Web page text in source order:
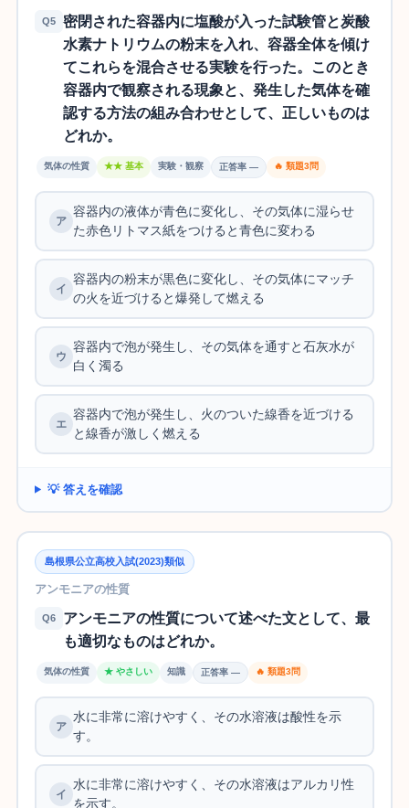
Q5
密閉された容器内に塩酸が入った試験管と炭酸
水素ナトリウムの粉末を入れ、容器全体を傾け
てこれらを混合させる実験を行った。このとき
容器内で観察される現象と、発生した気体を確
認する方法の組み合わせとして、正しいものは
どれか。
気体の性質 ★★ 基本 実験・観察 正答率 — 🔥 類題3問
容器内の液体が青色に変化し、その気体に湿らせ
た赤色リトマス紙をつけると青色に変わる
容器内の粉末が黒色に変化し、その気体にマッチ
の火を近づけると爆発して燃える
容器内で泡が発生し、その気体を通すと石灰水が
白く濁る
容器内で泡が発生し、火のついた線香を近づける
と線香が激しく燃える
💡 答えを確認
島根県公立高校入試(2023)類似
アンモニアの性質
Q6
アンモニアの性質について述べた文として、最
も適切なものはどれか。
気体の性質 ★ やさしい 知識 正答率 — 🔥 類題3問
水に非常に溶けやすく、その水溶液は酸性を示
す。
水に非常に溶けやすく、その水溶液はアルカリ性
を示す。